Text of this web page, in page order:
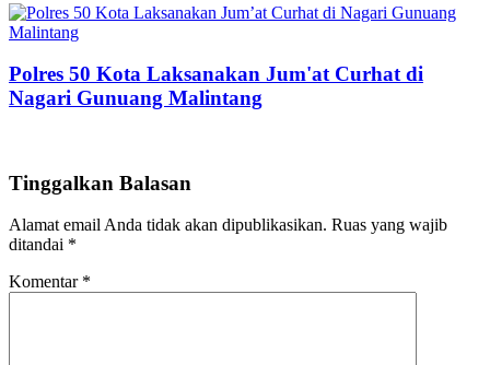
Polres 50 Kota Laksanakan Jum'at Curhat di
Nagari Gunuang Malintang
Tinggalkan Balasan
Alamat email Anda tidak akan dipublikasikan. Ruas yang wajib
ditandai *
Komentar *